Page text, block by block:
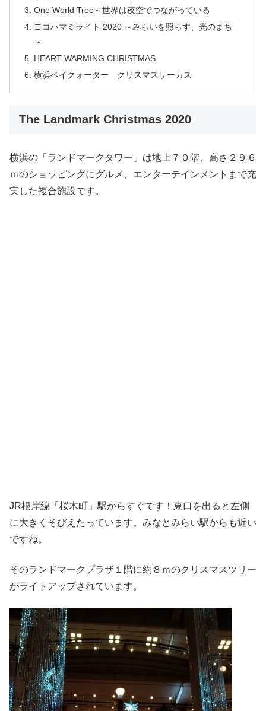
One World Tree～世界は夜空でつながっている
ヨコハマミライト 2020 ～みらいを照らす、光のまち
～
HEART WARMING CHRISTMAS
横浜ベイクォーター クリスマスサーカス
The Landmark Christmas 2020
横浜の「ランドマークタワー」は地上７０階、高さ２９６
ｍのショッピングにグルメ、エンターテインメントまで充
実した複合施設です。
JR根岸線「桜木町」駅からすぐです！東口を出ると左側
に大きくそびえたっています。みなとみらい駅からも近い
ですね。
そのランドマークプラザ１階に約８ｍのクリスマスツリー
がライトアップされています。